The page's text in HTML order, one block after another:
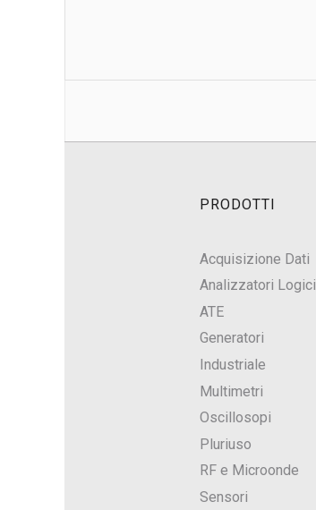
PRODOTTI
Acquisizione Dati
Analizzatori Logici
ATE
Generatori
Industriale
Multimetri
Oscillosopi
Pluriuso
RF e Microonde
Sensori